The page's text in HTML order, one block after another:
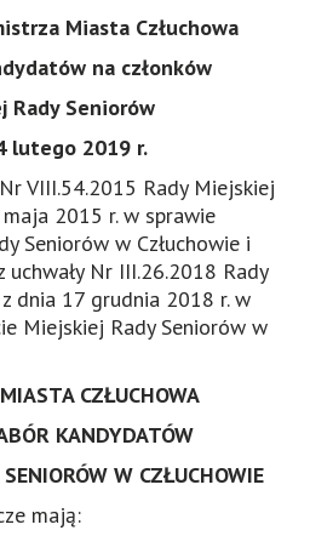
Miasta Człuchowa
na członków
Rady Seniorów
lutego 2019 r.
VIII.54.2015 Rady Miejskiej
2015 r. w sprawie
Seniorów w Człuchowie i
Nr III.26.2018 Rady
dnia 17 grudnia 2018 r. w
Miejskiej Rady Seniorów w
CZŁUCHOWA
KANDYDATÓW
W CZŁUCHOWIE
mają: